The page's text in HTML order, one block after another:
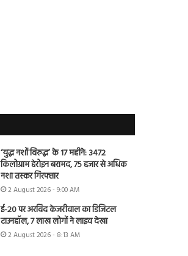
‘युद्ध नशों विरुद्ध’ के 17 महीने: 3472
किलोग्राम हेरोइन बरामद, 75 हजार से अधिक
नशा तस्कर गिरफ्तार
2 August 2026 - 9:00 AM
ई-20 पर अरविंद केजरीवाल का डिजिटल
टाउनहॉल, 7 लाख लोगों ने लाइव देखा
2 August 2026 - 8:13 AM